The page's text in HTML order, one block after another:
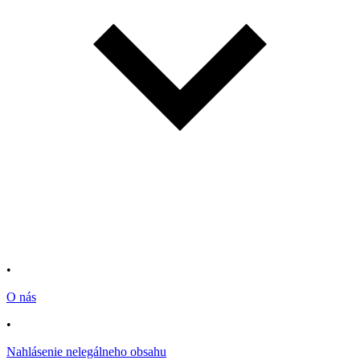
•
O nás
•
Nahlásenie nelegálneho obsahu